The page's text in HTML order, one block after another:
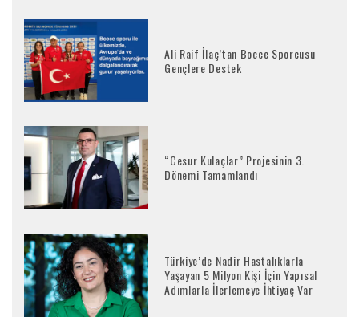
Ali Raif İlaç’tan Bocce Sporcusu
Gençlere Destek
“Cesur Kulaçlar” Projesinin 3.
Dönemi Tamamlandı
Türkiye’de Nadir Hastalıklarla
Yaşayan 5 Milyon Kişi İçin Yapısal
Adımlarla İlerlemeye İhtiyaç Var